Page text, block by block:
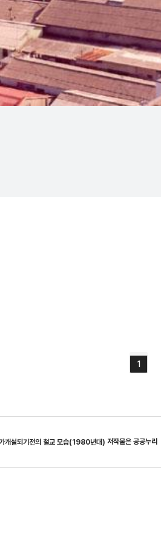
1
개설되기전의 철교 모습(1980년대) 저작물은 공공누리